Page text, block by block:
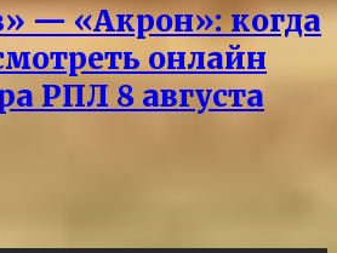
— «Акрон»: когда
онлайн
РПЛ 8 августа